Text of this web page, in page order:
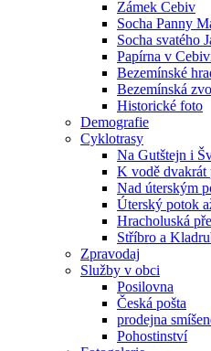
Zámek Cebiv
Socha Panny
Socha svatého
Papírna v
Bezemínské
Bezemínská
Historické foto
Demografie
Cyklotrasy
Na Gutštejn i
K vodě dvakrát
Nad úterským
Úterský potok
Hracholuská
Stříbro a
Zpravodaj
Služby v obci
Posilovna
Česká pošta
prodejna
Pohostinství